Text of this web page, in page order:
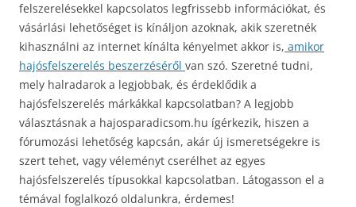
felszerelésekkel kapcsolatos legfrissebb információkat, és
vásárlási lehetőséget is kínáljon azoknak, akik szeretnék
kihasználni az internet kínálta kényelmet akkor is, amikor
hajósfelszerelés beszerzéséről van szó. Szeretné tudni,
mely halradarok a legjobbak, és érdeklődik a
hajósfelszerelés márkákkal kapcsolatban? A legjobb
választásnak a hajosparadicsom.hu ígérkezik, hiszen a
fórumozási lehetőség kapcsán, akár új ismeretségekre is
szert tehet, vagy véleményt cserélhet az egyes
hajósfelszerelés típusokkal kapcsolatban. Látogasson el a
témával foglalkozó oldalunkra, érdemes!